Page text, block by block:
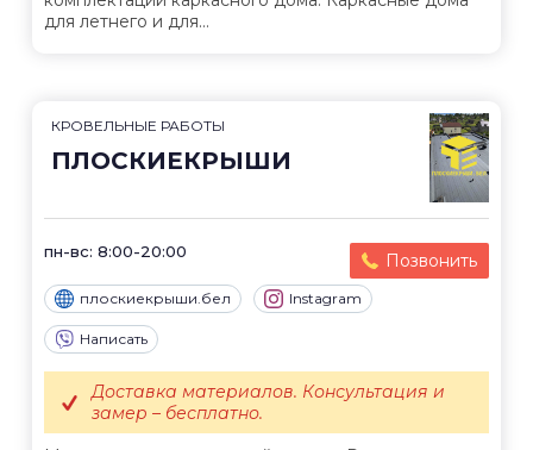
для летнего и для...
КРОВЕЛЬНЫЕ РАБОТЫ
ПЛОСКИЕКРЫШИ
пн-вс: 8:00-20:00 Позвонить
плоскиекрыши.бел Instagram
Написать
Доставка материалов. Консультация и
замер – бесплатно.